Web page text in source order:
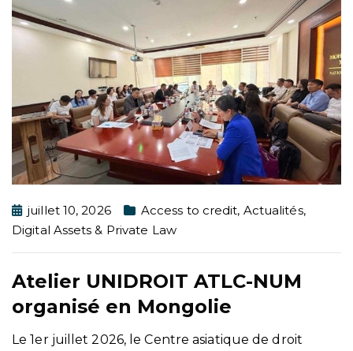
juillet 10, 2026 Access to credit, Actualités,
Digital Assets & Private Law
Atelier UNIDROIT ATLC-NUM
organisé en Mongolie
Le 1er juillet 2026, le Centre asiatique de droit